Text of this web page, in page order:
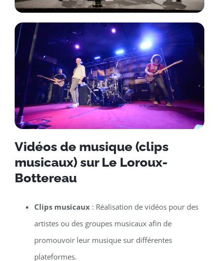
Vidéos de musique (clips
musicaux) sur Le Loroux-
Bottereau
Clips musicaux: Réalisation de vidéos pour des
artistes ou des groupes musicaux afin de
promouvoir leur musique sur différentes
plateformes.